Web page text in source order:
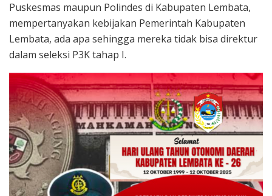
Puskesmas maupun Polindes di Kabupaten Lembata,
mempertanyakan kebijakan Pemerintah Kabupaten
Lembata, ada apa sehingga mereka tidak bisa direktur
dalam seleksi P3K tahap I.